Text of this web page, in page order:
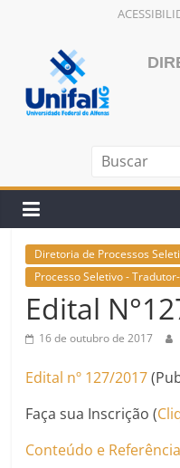
conteúdo
Diretoria de Processos
Processo Seletivo -
Edital
16 de outubro de 2017
Edital nº 127/2017
Faça sua Inscrição (
Conteúdo e